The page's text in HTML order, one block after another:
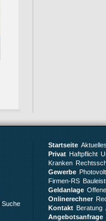
Suche
Startseite
Privat Haftpflicht
Kranken
Gewerbe
Firmen-RS
Geldanlage
Onlinerechner
Kontakt Beratung
Angebotsanfrage